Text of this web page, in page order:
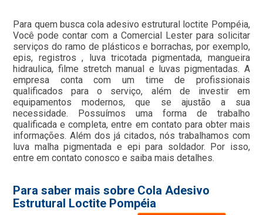
Para quem busca cola adesivo estrutural loctite Pompéia,
Você pode contar com a Comercial Lester para solicitar
serviços do ramo de plásticos e borrachas, por exemplo,
epis, registros , luva tricotada pigmentada, mangueira
hidraulica, filme stretch manual e luvas pigmentadas. A
empresa conta com um time de profissionais
qualificados para o serviço, além de investir em
equipamentos modernos, que se ajustão a sua
necessidade. Possuímos uma forma de trabalho
qualificada e completa, entre em contato para obter mais
informações. Além dos já citados, nós trabalhamos com
luva malha pigmentada e epi para soldador. Por isso,
entre em contato conosco e saiba mais detalhes.
Para saber mais sobre Cola Adesivo
Estrutural Loctite Pompéia